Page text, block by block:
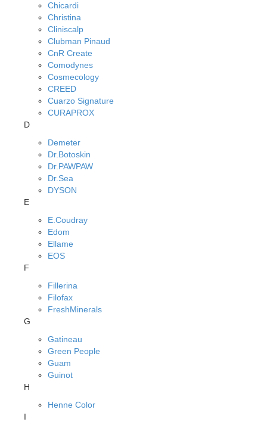
Chicardi
Christina
Cliniscalp
Clubman Pinaud
CnR Create
Comodynes
Cosmecology
CREED
Cuarzo Signature
CURAPROX
D
Demeter
Dr.Botoskin
Dr.PAWPAW
Dr.Sea
DYSON
E
E.Coudray
Edom
Ellame
EOS
F
Fillerina
Filofax
FreshMinerals
G
Gatineau
Green People
Guam
Guinot
H
Henne Color
I